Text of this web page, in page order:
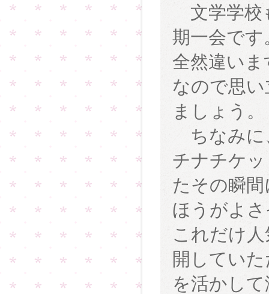
文学学校
期一会で
全然違い
なので思
ましょう。
ちなみに
チナチケ
たその瞬
ほうがよ
これだけ
開してい
を活かし